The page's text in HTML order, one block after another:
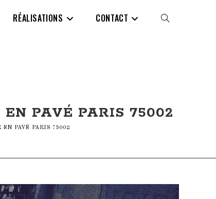
RÉALISATIONS CONTACT TOGGLE
EN PAVÉ PARIS 75002
PAVÉ PARIS 75002